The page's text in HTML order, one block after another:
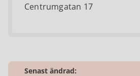
Centrumgatan 17
Senast ändrad: